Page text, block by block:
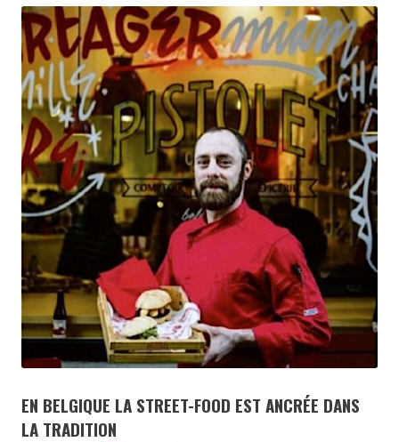
EN BELGIQUE LA STREET-FOOD EST ANCRÉE DANS
LA TRADITION